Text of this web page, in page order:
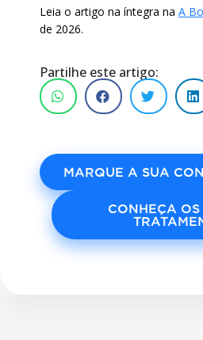
Leia o artigo na íntegra na A
de 2026.
Partilhe este artigo:
MARQUE A SUA
CONHEÇA OS